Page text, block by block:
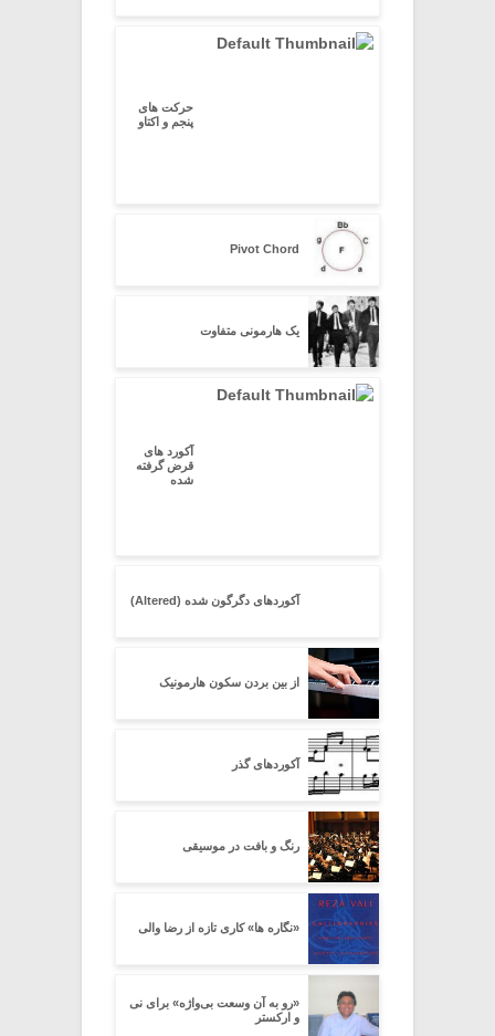
حرکت های
پنجم و اکتاو
Pivot Chord
یک هارمونی متفاوت
آکورد های
قرض گرفته
شده
آکوردهای دگرگون شده (Altered)
از بین بردن سکون هارمونیک
آکوردهای گذر
رنگ و بافت در موسیقی
«نگاره ها» کاری تازه از رضا والی
«رو به آن وسعت بی‌واژه» برای نی
و ارکستر